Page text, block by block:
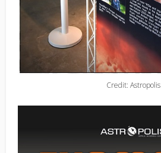
Credit: Astropolis